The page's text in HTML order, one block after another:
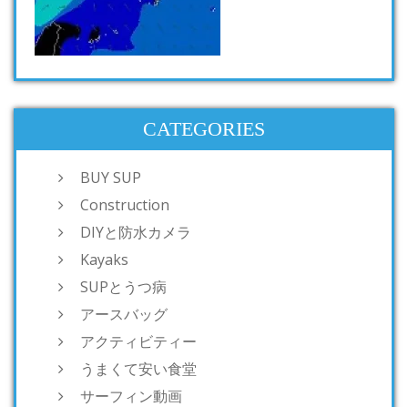
CATEGORIES
BUY SUP
Construction
DIYと防水カメラ
Kayaks
SUPとうつ病
アースバッグ
アクティビティー
うまくて安い食堂
サーフィン動画